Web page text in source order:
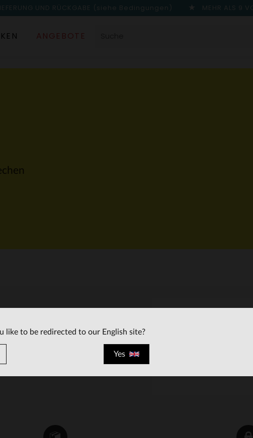
UND RÜCKGABE (siehe Bedingungen) MEHR ALS 9
ANGEBOTE
Mail
contact@leder-jack.de
UNSERE
like to be redirected to our English site?
Yes